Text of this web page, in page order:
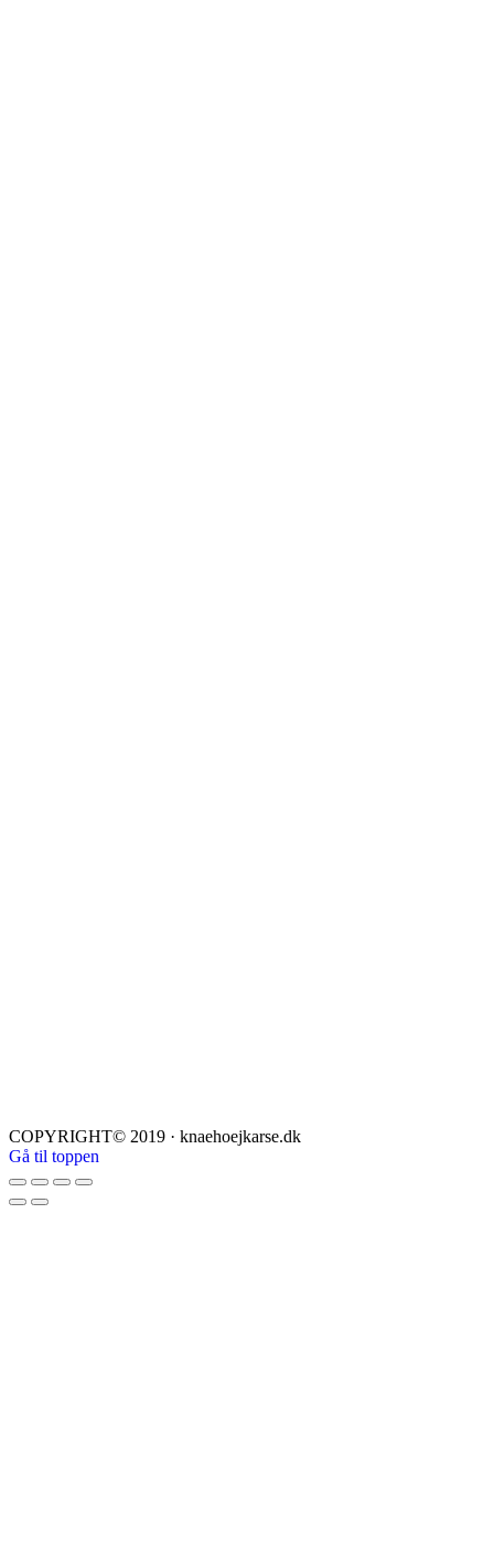
COPYRIGHT© 2019 · knaehoejkarse.dk
Gå til toppen